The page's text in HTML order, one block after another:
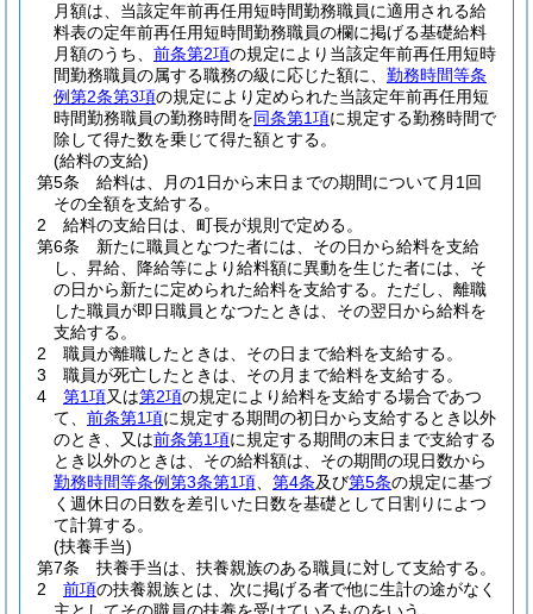
月額は、当該定年前再任用短時間勤務職員に適用される給
料表の定年前再任用短時間勤務職員の欄に掲げる基礎給料
月額のうち、 前条第2項の規定により当該定年前再任用短時
間勤務職員の属する職務の級に応じた額に、 勤務時間等条
例第2条第3項の規定により定められた当該定年前再任用短
時間勤務職員の勤務時間を同条第1項に規定する勤務時間で
除して得た数を乗じて得た額とする。
(給料の支給)
第5条
給料は、月の1日から末日までの期間について月1回
その全額を支給する。
2
給料の支給日は、町長が規則で定める。
第6条
新たに職員となつた者には、その日から給料を支給
し、昇給、降給等により給料額に異動を生じた者には、そ
の日から新たに定められた給料を支給する。 ただし、離職
した職員が即日職員となつたときは、その翌日から給料を
支給する。
2
職員が離職したときは、その日まで給料を支給する。
3
職員が死亡したときは、その月まで給料を支給する。
4
第1項又は第2項の規定により給料を支給する場合であつ
て、 前条第1項に規定する期間の初日から支給するとき以外
のとき、又は前条第1項に規定する期間の末日まで支給する
とき以外のときは、その給料額は、その期間の現日数から
勤務時間等条例第3条第1項
第4条及び第5条の規定に基づ
く週休日の日数を差引いた日数を基礎として日割りによつ
て計算する。
(扶養手当)
第7条
扶養手当は、扶養親族のある職員に対して支給する。
2
前項の扶養親族とは、次に掲げる者で他に生計の途がなく